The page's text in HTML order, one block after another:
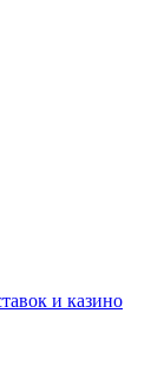
и казино